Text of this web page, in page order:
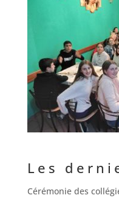
Les
Cérémonie des